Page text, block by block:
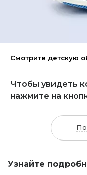
Смотрите детскую
Чтобы увидеть
нажмите на
Узнайте